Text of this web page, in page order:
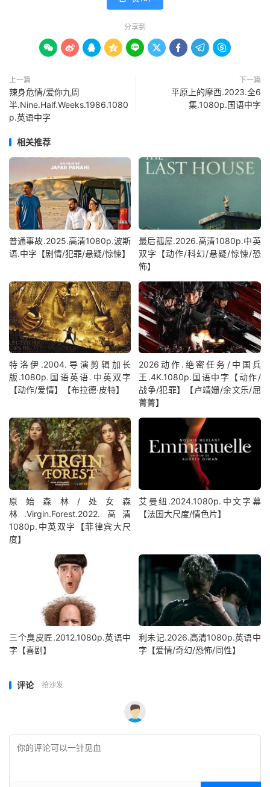
分享到
        
上一篇
辣身危情/爱你九周
半.Nine.Half.Weeks.1986.1080
p.英语中字
下一篇
平原上的摩西.2023.全6
集.1080p.国语中字
相关推荐
普通事故.2025.高清1080p.波斯
语.中字【剧情/犯罪/悬疑/惊悚】
最后孤屋.2026.高清1080p.中英
双字【动作/科幻/悬疑/惊悚/恐
怖】
特洛伊.2004.导演剪辑加长
版.1080p.国语英语.中英双字
【动作/爱情】【布拉德·皮特】
2026动作.绝密任务/中国兵
王.4K.1080p.国语中字【动作/
战争/犯罪】【卢靖姗/余文乐/屈
菁菁】
原始森林/处女森
林.Virgin.Forest.2022.高清
1080p.中英双字【菲律宾大尺
度】
艾曼纽.2024.1080p.中文字幕
【法国大尺度/情色片】
三个臭皮匠.2012.1080p.英语中
字【喜剧】
利未记.2026.高清1080p.英语中
字【爱情/奇幻/恐怖/同性】
评论 抢沙发